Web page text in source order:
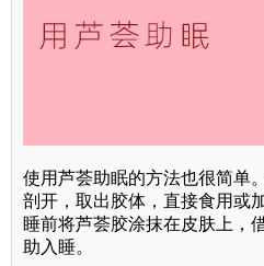
使用芦荟助眠的方法也很简单
剖开，取出胶体，直接食用或
睡前将芦荟胶涂抹在皮肤上，
助入睡。